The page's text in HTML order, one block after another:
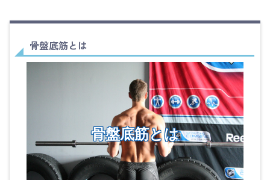
骨盤底筋とは
骨盤底筋とは